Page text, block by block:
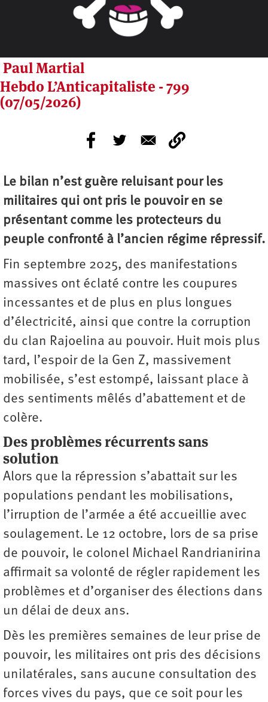
Paul Martial
Hebdo L’Anticapitaliste - 799
(07/05/2026)
Le bilan n’est guère reluisant pour les
militaires qui ont pris le pouvoir en se
présentant comme les protecteurs du
peuple confronté à l’ancien régime répressif.
Fin septembre 2025, des manifestations
massives ont éclaté contre les coupures
incessantes et de plus en plus longues
d’électricité, ainsi que contre la corruption
du clan Rajoelina au pouvoir. Huit mois plus
tard, l’espoir de la Gen Z, massivement
mobilisée, s’est estompé, laissant place à
des sentiments mêlés d’abattement et de
colère.
Des problèmes récurrents sans
solution
Alors que la répression s’abattait sur les
populations pendant les mobilisations,
l’irruption de l’armée a été accueillie avec
soulagement. Le 12 octobre, lors de sa prise
de pouvoir, le colonel Michael Randrianirina
affirmait sa volonté de régler rapidement les
problèmes et d’organiser des élections dans
un délai de deux ans.
Dès les premières semaines de leur prise de
pouvoir, les militaires ont pris des décisions
unilatérales, sans aucune consultation des
forces vives du pays, que ce soit pour les